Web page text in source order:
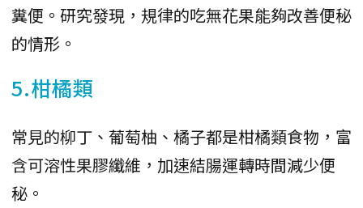
糞便。研究發現，規律的吃無花果能夠改善便秘
的情形。
5.柑橘類
常見的柳丁、葡萄柚、橘子都是柑橘類食物，富
含可溶性果膠纖維，加速結腸運轉時間減少便
秘。